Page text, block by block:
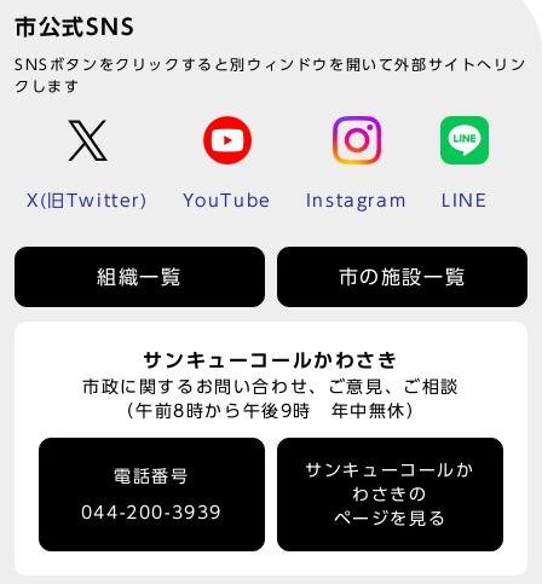
市公式SNS
SNSボタンをクリックすると別ウィンドウを開いて外部サイトへリン
クします
X(旧Twitter) YouTube Instagram LINE
組織一覧 市の施設一覧
サンキューコールかわさき
市政に関するお問い合わせ、ご意見、ご相談
（午前8時から午後9時 年中無休）
電話番号
044-200-3939
サンキューコールか
わさきの
ページを見る